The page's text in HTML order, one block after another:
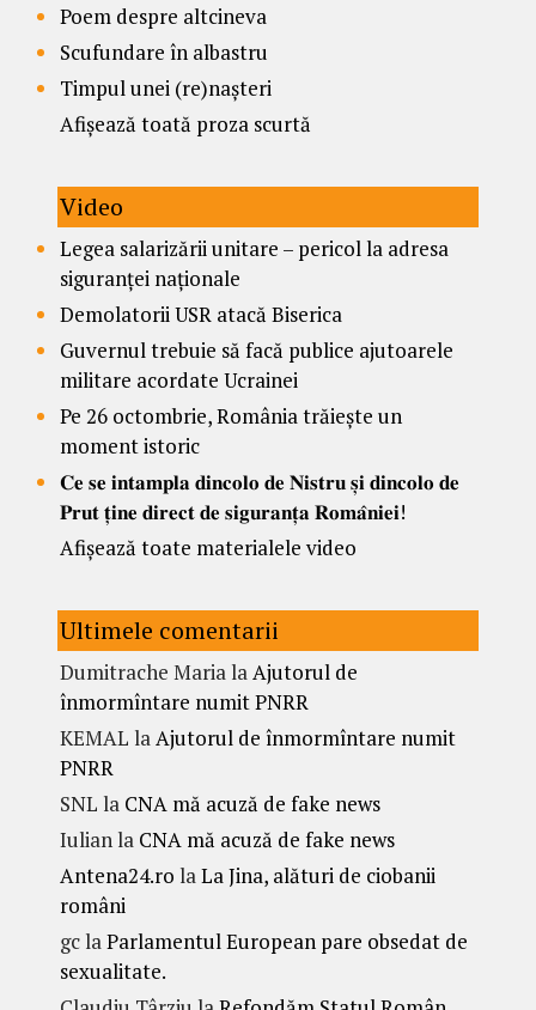
Poem despre altcineva
Scufundare în albastru
Timpul unei (re)nașteri
Afișează toată proza scurtă
Video
Legea salarizării unitare – pericol la adresa
siguranței naționale
Demolatorii USR atacă Biserica
Guvernul trebuie să facă publice ajutoarele
militare acordate Ucrainei
Pe 26 octombrie, România trăiește un
moment istoric
𝐂𝐞 𝐬𝐞 𝐢𝐧𝐭𝐚𝐦𝐩𝐥𝐚 𝐝𝐢𝐧𝐜𝐨𝐥𝐨 𝐝𝐞 𝐍𝐢𝐬𝐭𝐫𝐮 𝐬̦𝐢 𝐝𝐢𝐧𝐜𝐨𝐥𝐨 𝐝𝐞
𝐏𝐫𝐮𝐭 𝐭̦𝐢𝐧𝐞 𝐝𝐢𝐫𝐞𝐜𝐭 𝐝𝐞 𝐬𝐢𝐠𝐮𝐫𝐚𝐧𝐭̦𝐚 𝐑𝐨𝐦𝐚̂𝐧𝐢𝐞𝐢!
Afișează toate materialele video
Ultimele comentarii
Dumitrache MarialaAjutorul de
înmormîntare numit PNRR
KEMAL laAjutorul de înmormîntare numit
PNRR
SNL la CNA mă acuză de fake news
Iulianla CNA mă acuză de fake news
Antena24.ro laLa Jina, alături de ciobanii
români
gclaParlamentul European pare obsedat de
sexualitate.